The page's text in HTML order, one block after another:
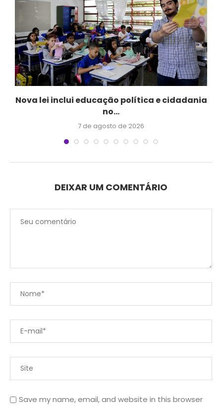
Nova lei inclui educação política e cidadania
no...
7 de agosto de 2026
DEIXAR UM COMENTÁRIO
Save my name, email, and website in this browser